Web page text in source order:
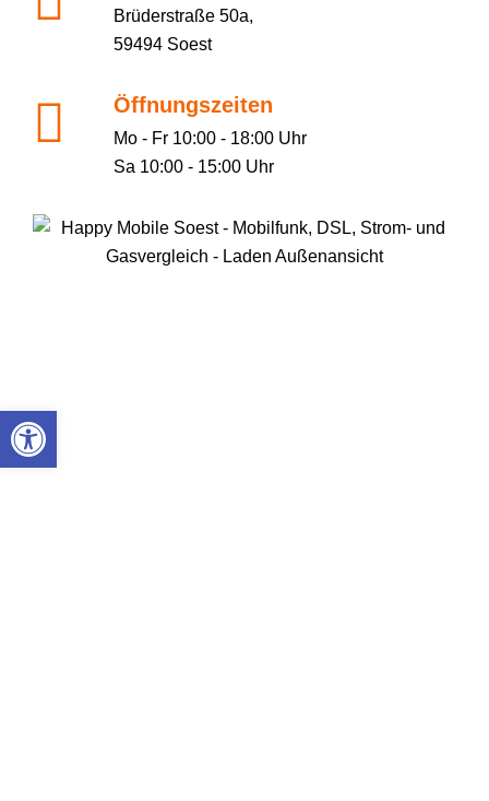
Brüderstraße 50a,
59494 Soest
Öffnungszeiten
Mo - Fr 10:00 - 18:00 Uhr
Sa 10:00 - 15:00 Uhr
Werkzeugleiste öffnen